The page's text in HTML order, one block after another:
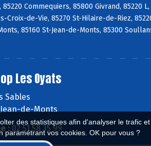
des statistiques afin d'analyser le trafic
paramétrant vos cookies. OK pour vous ?
Commequiers, 85800 Givrand, 85220 L,
de-Vie, 85270 St-Hilaire-de-Riez,
85160 St-Jean-de-Monts, 85300
Les Oyats
Sables
de-Monts
:02 51 58 35 99